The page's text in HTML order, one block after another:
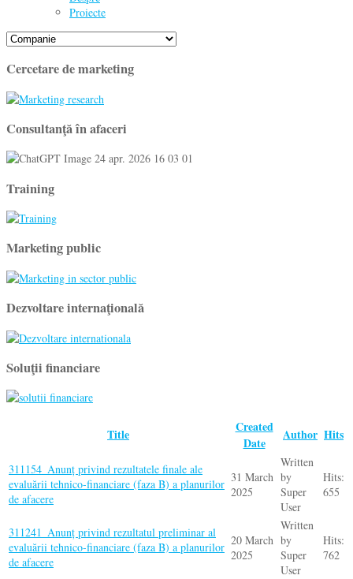
Proiecte
Cercetare de marketing
Consultanţă în afaceri
Training
Marketing public
Dezvoltare internaţională
Soluţii financiare
Title
Created
Date
Author Hits
311154_Anunț privind rezultatele finale ale
evaluării tehnico-financiare (faza B) a planurilor
de afacere
31 March
2025
Written
by
Super
User
Hits:
655
311241_Anunț privind rezultatul preliminar al
evaluării tehnico-financiare (faza B) a planurilor
de afacere
20 March
2025
Written
by
Super
User
Hits:
762